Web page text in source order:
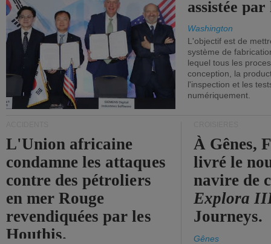
assistée
Washington
L'objectif est de
système de
lequel tous les
conception, la
l'inspection et les
numériquement.
L'Union africaine
condamne les attaques
contre des pétroliers
en mer Rouge
revendiquées par les
Houthis.
À Gênes,
livré le
navire de
Explora
Journeys.
Gênes